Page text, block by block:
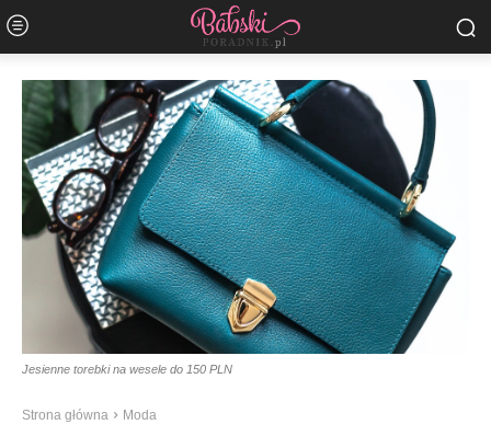
Jesienne torebki na wesele do 150 PLN
Strona główna Moda